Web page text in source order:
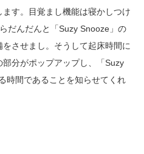
す。目覚まし機能は寝かしつけ
だんだんと「Suzy Snooze」の
させまし。そうして起床時間に
分がポップアップし、「Suzy
時間であることを知らせてくれ